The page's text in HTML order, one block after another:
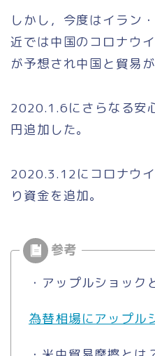
しかし，今度はイラン
近では中国のコロナウ
が予想され中国と貿易
2020.1.6にさらなる安
円追加した。
2020.3.12にコロナウ
り資金を追加。
・アップルショック
為替相場にアップル